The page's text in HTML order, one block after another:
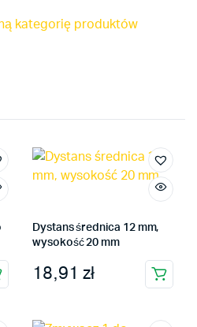
kategorię produktów
Dystans średnica 12 mm,
wysokość 20 mm
18,91 zł